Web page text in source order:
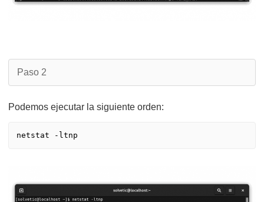
Paso 2
Podemos ejecutar la siguiente orden: